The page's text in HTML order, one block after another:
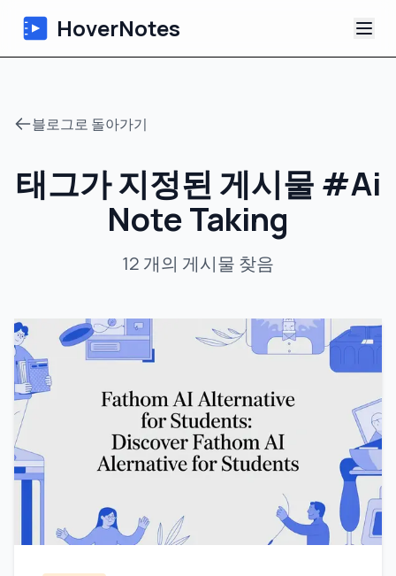
HoverNotes
AI 영상 노트
튜토리얼
소개
블로그
블로그로 돌아가기
태그가 지정된 게시물 #Ai
Note Taking
12 개의 게시물 찾음